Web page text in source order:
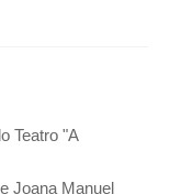
Teatro "A
Joana Manuel